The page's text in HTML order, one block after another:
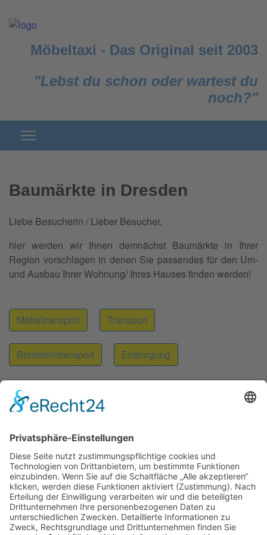
Möbeltaxi - Das Original seit 2003
"Lebst du schon oder wartest du
noch?"
Baumärkte in Dresden
Liebe Besucherin / Lieber Besucher,
hier werden wir Ihnen demnächst Baumärkte in Ihrer
Region vorschlagen in denen Sie passendes für den Um-
und Ausbau Ihrer Wohnung/ Ihres Hauses finden werden!
Möbeltransport Transport
Bordsteintransport Entsorgung
Moebeltaxi-Dresden auch in Ihrer Nähe...
Altstadt - Blasewitz - Cotta - Klotzsche - Leuben -
Loschwitz - Neustadt - Pieschen - Plauen - Prohlis
Impressum